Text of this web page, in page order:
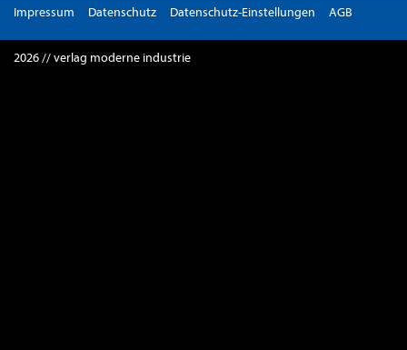
Impressum Datenschutz Datenschutz-Einstellungen AGB
2026 // verlag moderne industrie